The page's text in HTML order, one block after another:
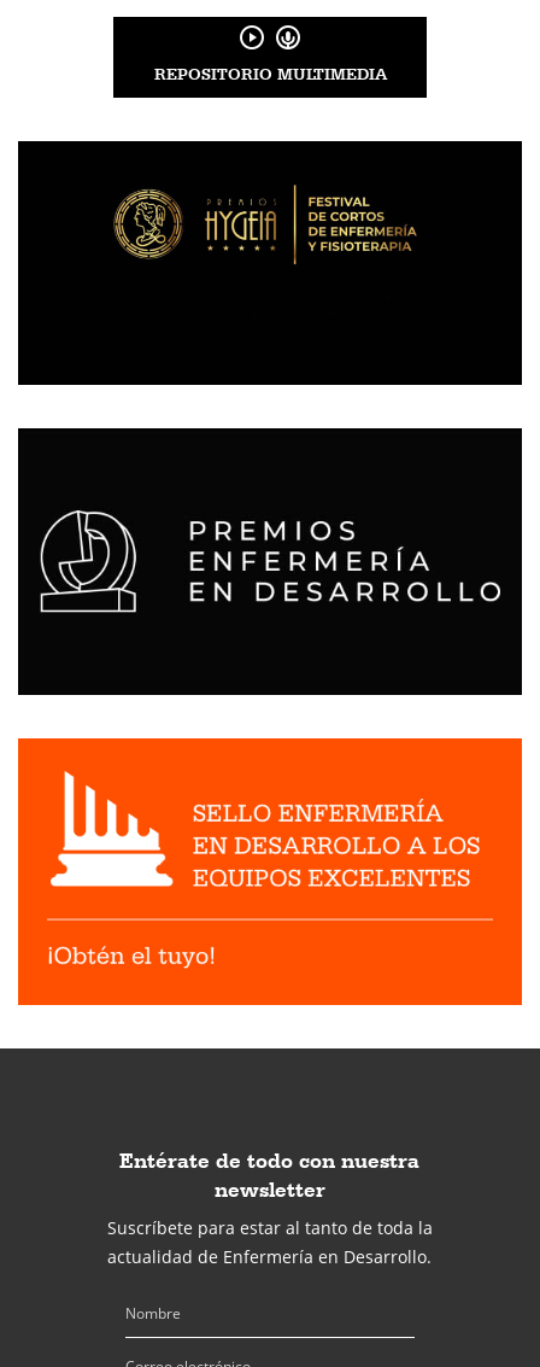
REPOSITORIO MULTIMEDIA
Entérate de todo con nuestra
newsletter
Suscríbete para estar al tanto de toda la
actualidad de Enfermería en Desarrollo.